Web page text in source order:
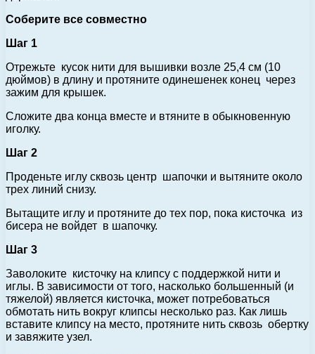
Соберите все совместно
Шаг 1
Отрежьте кусок нити для вышивки возле 25,4 см (10
дюймов) в длину и протяните одинешенек конец через
зажим для крышек.
Сложите два конца вместе и втяните в обыкновенную
иголку.
Шаг 2
Проденьте иглу сквозь центр шапочки и вытяните около
трех линий снизу.
Вытащите иглу и протяните до тех пор, пока кисточка из
бисера не войдет в шапочку.
Шаг 3
Заволоките кисточку на клипсу с поддержкой нити и
иглы. В зависимости от того, насколько большенный (и
тяжелой) является кисточка, может потребоваться
обмотать нить вокруг клипсы несколько раз. Как лишь
вставите клипсу на место, протяните нить сквозь обертку
и завяжите узел.